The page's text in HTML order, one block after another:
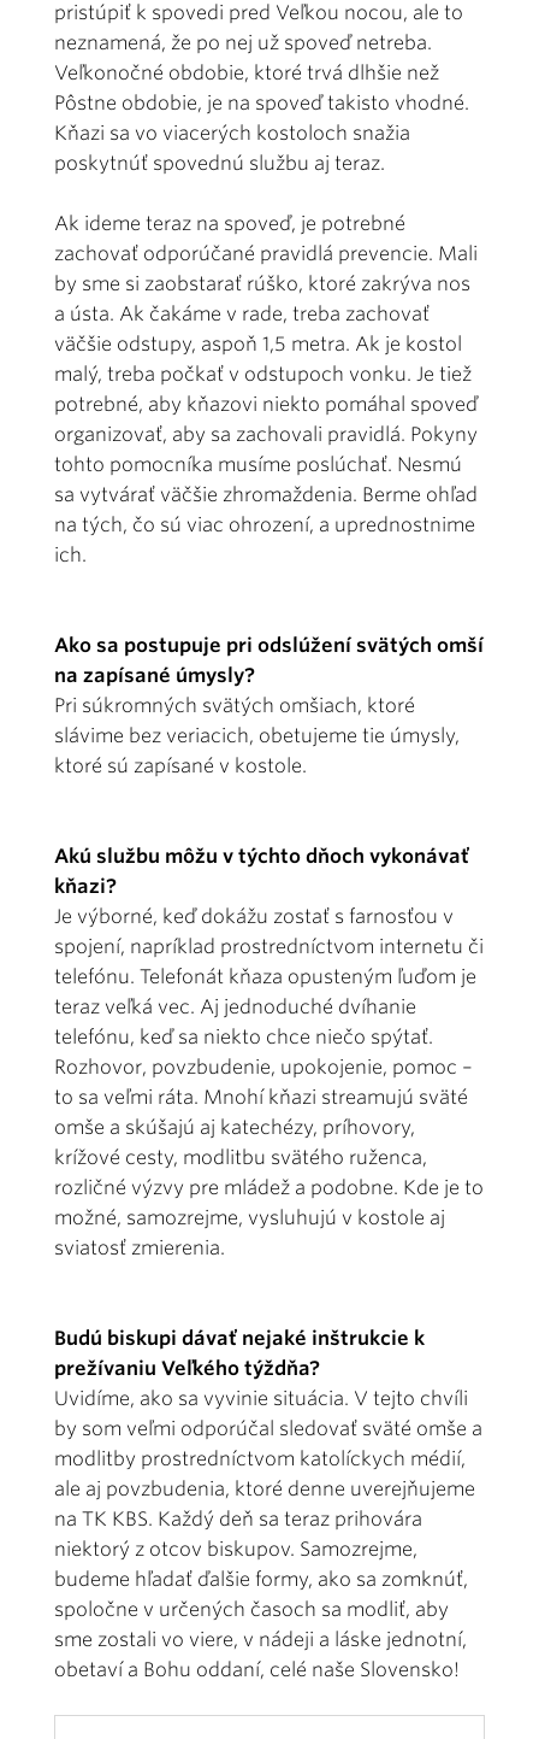
pristúpiť k spovedi pred Veľkou nocou, ale to
neznamená, že po nej už spoveď netreba.
Veľkonočné obdobie, ktoré trvá dlhšie než
Pôstne obdobie, je na spoveď takisto vhodné.
Kňazi sa vo viacerých kostoloch snažia
poskytnúť spovednú službu aj teraz.
Ak ideme teraz na spoveď, je potrebné
zachovať odporúčané pravidlá prevencie. Mali
by sme si zaobstarať rúško, ktoré zakrýva nos
a ústa. Ak čakáme v rade, treba zachovať
väčšie odstupy, aspoň 1,5 metra. Ak je kostol
malý, treba počkať v odstupoch vonku. Je tiež
potrebné, aby kňazovi niekto pomáhal spoveď
organizovať, aby sa zachovali pravidlá. Pokyny
tohto pomocníka musíme poslúchať. Nesmú
sa vytvárať väčšie zhromaždenia. Berme ohľad
na tých, čo sú viac ohrození, a uprednostnime
ich.
Ako sa postupuje pri odslúžení svätých omší
na zapísané úmysly?
Pri súkromných svätých omšiach, ktoré
slávime bez veriacich, obetujeme tie úmysly,
ktoré sú zapísané v kostole.
Akú službu môžu v týchto dňoch vykonávať
kňazi?
Je výborné, keď dokážu zostať s farnosťou v
spojení, napríklad prostredníctvom internetu či
telefónu. Telefonát kňaza opusteným ľuďom je
teraz veľká vec. Aj jednoduché dvíhanie
telefónu, keď sa niekto chce niečo spýtať.
Rozhovor, povzbudenie, upokojenie, pomoc –
to sa veľmi ráta. Mnohí kňazi streamujú sväté
omše a skúšajú aj katechézy, príhovory,
krížové cesty, modlitbu svätého ruženca,
rozličné výzvy pre mládež a podobne. Kde je to
možné, samozrejme, vysluhujú v kostole aj
sviatosť zmierenia.
Budú biskupi dávať nejaké inštrukcie k
prežívaniu Veľkého týždňa?
Uvidíme, ako sa vyvinie situácia. V tejto chvíli
by som veľmi odporúčal sledovať sväté omše a
modlitby prostredníctvom katolíckych médií,
ale aj povzbudenia, ktoré denne uverejňujeme
na TK KBS. Každý deň sa teraz prihovára
niektorý z otcov biskupov. Samozrejme,
budeme hľadať ďalšie formy, ako sa zomknúť,
spoločne v určených časoch sa modliť, aby
sme zostali vo viere, v nádeji a láske jednotní,
obetaví a Bohu oddaní, celé naše Slovensko!